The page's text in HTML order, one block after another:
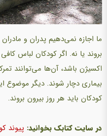
ما اجازه نمی‌دهیم پدران و
بروند یا نه. اگر کودکان لباس
اكسیژن باشد، آن‌ها می‌توانند
بیماری دچار شوند. دیگر موضوع
کودکان باید هر روز بیرون بروند.
در سایت کتابک بخوانید: پیوند